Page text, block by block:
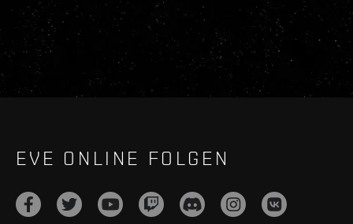
EVE ONLINE FOLGEN